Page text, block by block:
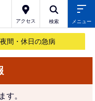
アクセス 検索 メニュー
夜間・休日の急病
す。